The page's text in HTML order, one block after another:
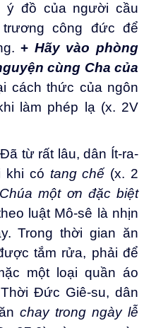
ý đồ của người cầu
công đức để
+ Hãy vào phòng
cùng Cha của
cách thức của ngôn
làm phép lạ (x. 2V
từ rất lâu, dân Ít-ra-
khi có tang chế (x. 2
một ơn đặc biệt
luật Mô-sê là nhịn
Trong thời gian ăn
tắm rửa, phải để
một loại quần áo
Đức Giê-su, dân
ănchay trong ngày lễ